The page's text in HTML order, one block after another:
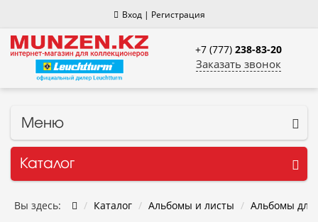
Вход| Регистрация
+7 (777) 238-83-20
Заказать звонок
Меню
Каталог
Вы здесь: Каталог Альбомы и листы Альбомы для